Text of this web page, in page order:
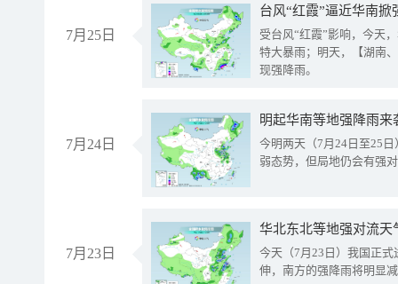
7月25日
台风“红霞”逼近华南
受台风“红霞”影响，今天
特大暴雨；明天，【湖南
现强降雨。
7月24日
明起华南等地强降雨
今明两天（7月24日至25
弱态势，但局地仍会有强
7月23日
华北东北等地强对流天
今天（7月23日）我国正
伸，南方的强降雨将明显